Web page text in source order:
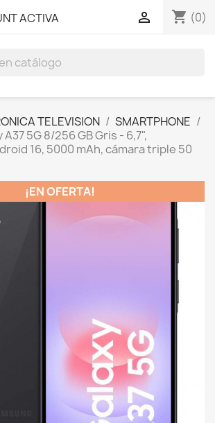
shopping_cart (0)

TELEVISION
SMARTPHONE
5G 8/256 GB Gris - 6,7",
16, 5000 mAh, cámara triple 50
¡EN OFERTA!